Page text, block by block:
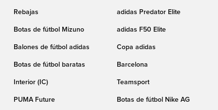
Rebajas adidas Predator Elite
Botas de fútbol Mizuno adidas F50 Elite
Balones de fútbol adidas Copa adidas
Botas de fútbol baratas Barcelona
Interior (IC) Teamsport
PUMA Future Botas de fútbol Nike AG